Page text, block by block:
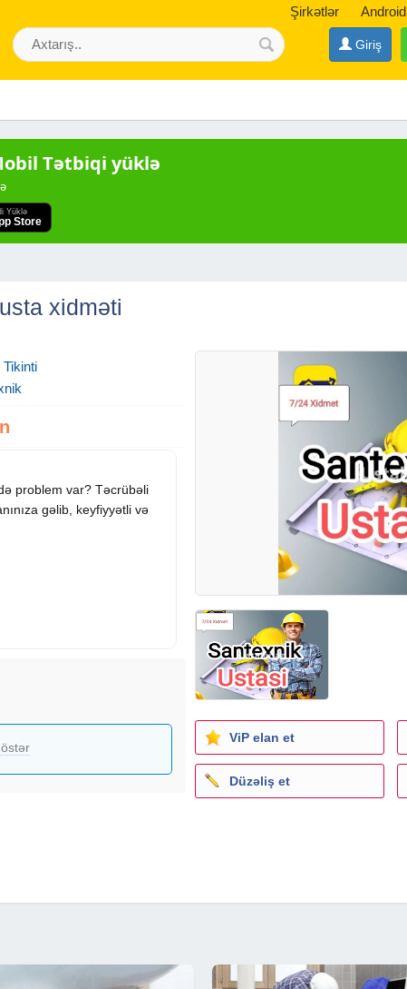
Şirkətlər Android
Giriş
Tətbiqi yüklə
Yüklə
Store
xidməti
problem var? Təcrübəli
gəlib, keyfiyyətli və
ViP elan et
Düzəliş et